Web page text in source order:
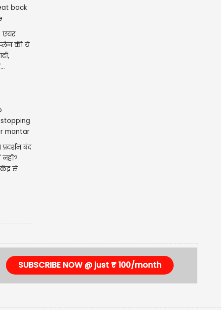
एयर
की ये
बंद
से
SUBSCRIBE NOW @ just ₹ 100/month